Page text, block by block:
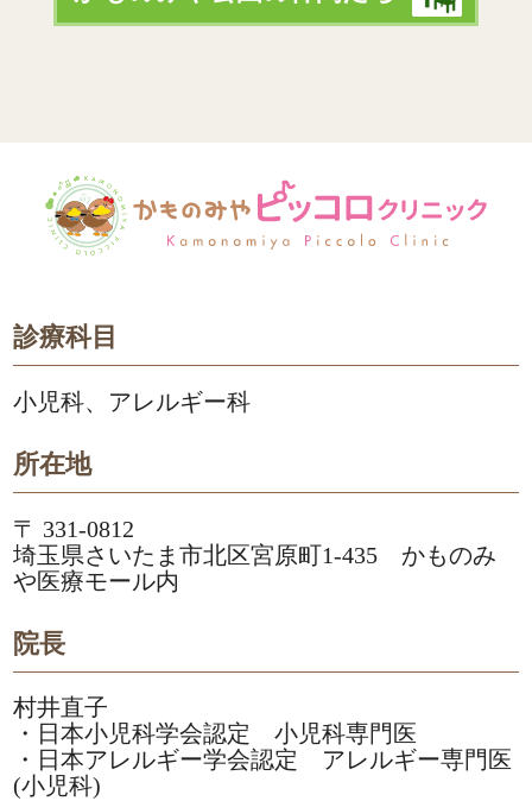
診療科目
小児科、アレルギー科
所在地
〒 331-0812
埼玉県さいたま市北区宮原町1-435 かものみ
や医療モール内
院長
村井直子
・日本小児科学会認定 小児科専門医
・日本アレルギー学会認定 アレルギー専門医
(小児科)